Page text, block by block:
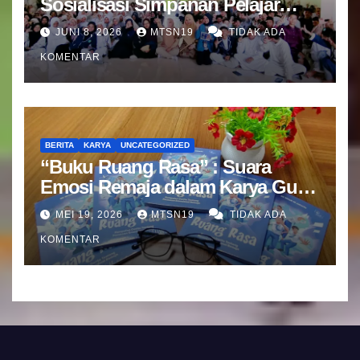
(SIMPEL) Bersama Bank Mandiri
JUNI 8, 2026 MTSN19 TIDAK ADA
KOMENTAR
BERITA KARYA UNCATEGORIZED
“Buku Ruang Rasa” : Suara
Emosi Remaja dalam Karya Guru
BK MTsN 19 Jakarta Selatan
MEI 19, 2026 MTSN19 TIDAK ADA
KOMENTAR